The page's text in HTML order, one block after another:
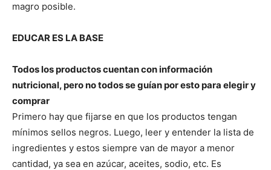
magro posible.
EDUCAR ES LA BASE
Todos los productos cuentan con información
nutricional, pero no todos se guían por esto para elegir y
comprar
Primero hay que fijarse en que los productos tengan
mínimos sellos negros. Luego, leer y entender la lista de
ingredientes y estos siempre van de mayor a menor
cantidad, ya sea en azúcar, aceites, sodio, etc. Es